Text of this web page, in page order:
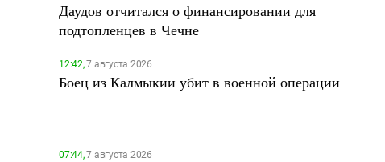
Даудов отчитался о финансировании для
подтопленцев в Чечне
12:42,7 августа 2026
Боец из Калмыкии убит в военной операции
07:44,7 августа 2026